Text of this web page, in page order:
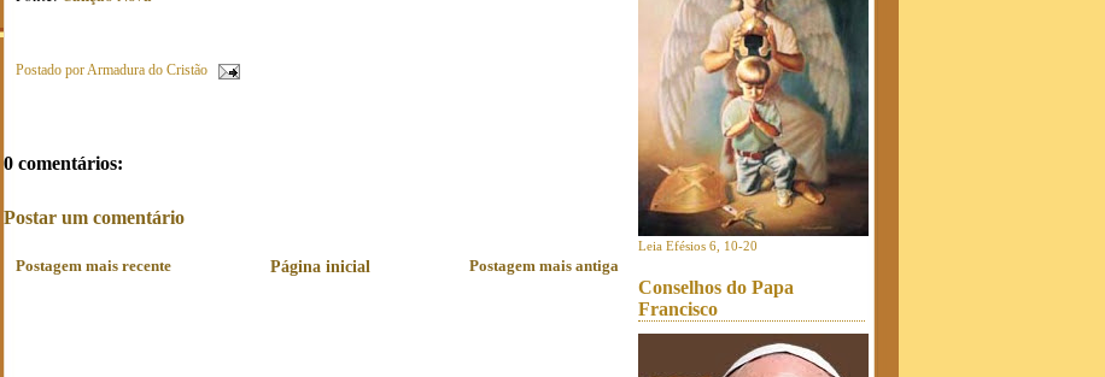
Postado porArmadura do Cristão
0 comentários:
Postar um comentário
Postagem mais recente Postagem mais antiga
Página inicial
Leia Efésios 6, 10-20
Conselhos do Papa
Francisco